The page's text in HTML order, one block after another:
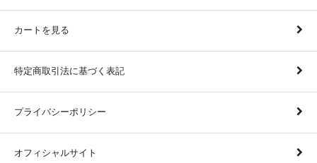
カートを見る
特定商取引法に基づく表記
プライバシーポリシー
オフィシャルサイト